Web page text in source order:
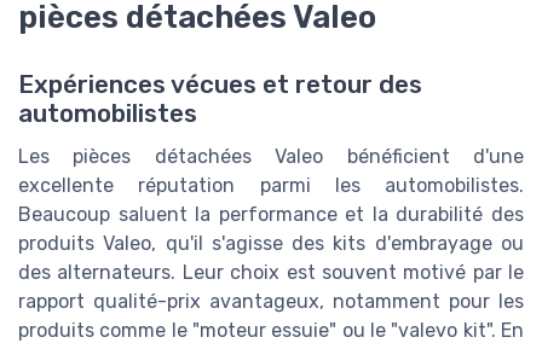
pièces détachées Valeo
Expériences vécues et retour des
automobilistes
Les pièces détachées Valeo bénéficient d'une
excellente réputation parmi les automobilistes.
Beaucoup saluent la performance et la durabilité des
produits Valeo, qu'il s'agisse des kits d'embrayage ou
des alternateurs. Leur choix est souvent motivé par le
rapport qualité-prix avantageux, notamment pour les
produits comme le "moteur essuie" ou le "valevo kit". En